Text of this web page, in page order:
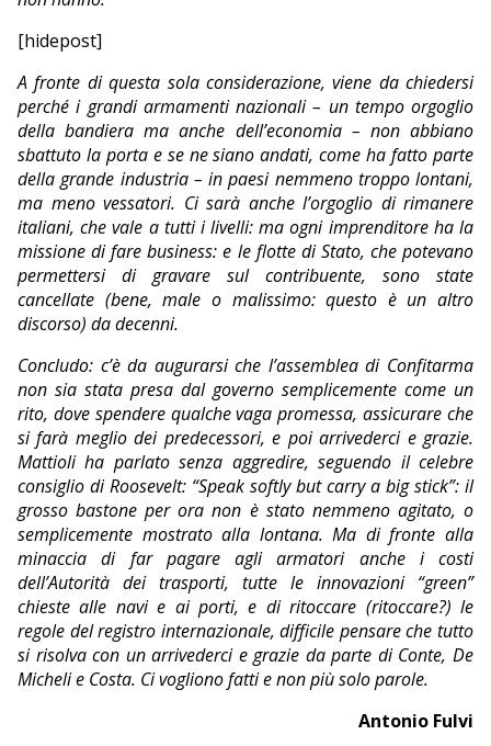
[hidepost]
A fronte di questa sola considerazione, viene da chiedersi
perché i grandi armamenti nazionali – un tempo orgoglio
della bandiera ma anche dell’economia – non abbiano
sbattuto la porta e se ne siano andati, come ha fatto parte
della grande industria – in paesi nemmeno troppo lontani,
ma meno vessatori. Ci sarà anche l’orgoglio di rimanere
italiani, che vale a tutti i livelli: ma ogni imprenditore ha la
missione di fare business: e le flotte di Stato, che potevano
permettersi di gravare sul contribuente, sono state
cancellate (bene, male o malissimo: questo è un altro
discorso) da decenni.
Concludo: c’è da augurarsi che l’assemblea di Confitarma
non sia stata presa dal governo semplicemente come un
rito, dove spendere qualche vaga promessa, assicurare che
si farà meglio dei predecessori, e poi arrivederci e grazie.
Mattioli ha parlato senza aggredire, seguendo il celebre
consiglio di Roosevelt: “Speak softly but carry a big stick”: il
grosso bastone per ora non è stato nemmeno agitato, o
semplicemente mostrato alla lontana. Ma di fronte alla
minaccia di far pagare agli armatori anche i costi
dell’Autorità dei trasporti, tutte le innovazioni “green”
chieste alle navi e ai porti, e di ritoccare (ritoccare?) le
regole del registro internazionale, difficile pensare che tutto
si risolva con un arrivederci e grazie da parte di Conte, De
Micheli e Costa. Ci vogliono fatti e non più solo parole.
Antonio Fulvi